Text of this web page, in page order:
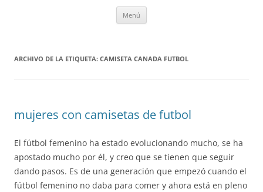
Menú
ARCHIVO DE LA ETIQUETA: CAMISETA CANADA FUTBOL
mujeres con camisetas de futbol
El fútbol femenino ha estado evolucionando mucho, se ha
apostado mucho por él, y creo que se tienen que seguir
dando pasos. Es de una generación que empezó cuando el
fútbol femenino no daba para comer y ahora está en pleno